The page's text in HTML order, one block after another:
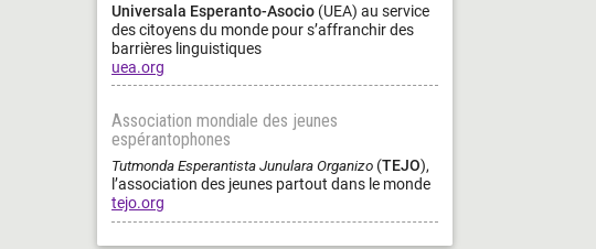
Universala Esperanto-Asocio (UEA) au service
des citoyens du monde pour s’affranchir des
barrières linguistiques
uea.org
Association mondiale des jeunes
espérantophones
Tutmonda Esperantista Junulara Organizo (TEJO),
l’association des jeunes partout dans le monde
tejo.org